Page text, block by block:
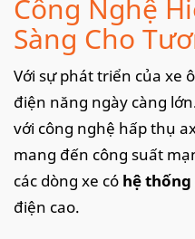
Công Nghệ
Sàng Cho
Với sự phát triển của xe
điện năng ngày càng
với công nghệ hấp thụ
mang đến công suất
các dòng xe có hệ
điện cao.